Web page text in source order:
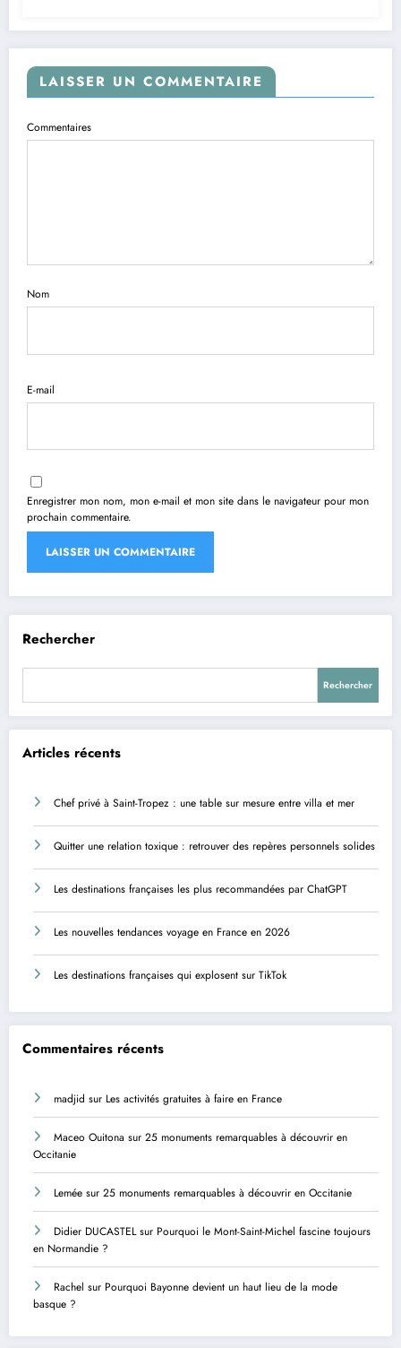
LAISSER UN COMMENTAIRE
Commentaires
Nom
E-mail
Enregistrer mon nom, mon e-mail et mon site dans le navigateur pour mon
prochain commentaire.
Rechercher
Rechercher
Articles récents
Chef privé à Saint-Tropez : une table sur mesure entre villa et mer
Quitter une relation toxique : retrouver des repères personnels solides
Les destinations françaises les plus recommandées par ChatGPT
Les nouvelles tendances voyage en France en 2026
Les destinations françaises qui explosent sur TikTok
Commentaires récents
madjid sur Les activités gratuites à faire en France
Maceo Ouitona sur 25 monuments remarquables à découvrir en
Occitanie
Lemée sur 25 monuments remarquables à découvrir en Occitanie
Didier DUCASTELsur Pourquoi le Mont-Saint-Michel fascine toujours
en Normandie ?
Rachel sur Pourquoi Bayonne devient un haut lieu de la mode
basque ?